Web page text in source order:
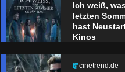
Ich weiß,
letzten
hast
Kinos
cinetrend.de